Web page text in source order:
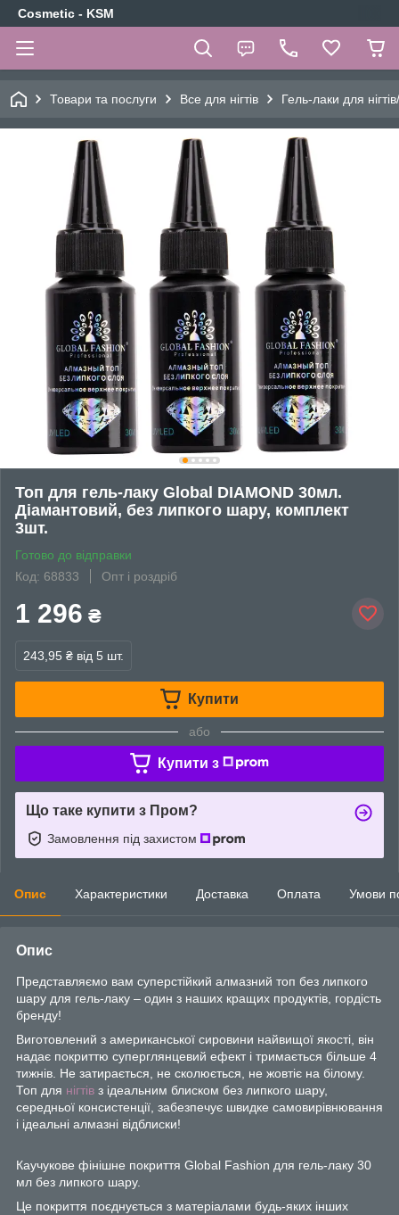
Cosmetic - KSM
Товари та послуги Все для нігтів Гель-лаки для
Топ для гель-лаку Global DIAMOND 30мл.
Діамантовий, без липкого шару, комплект
3шт.
Готово до відправки
Код: 68833
Опт і роздріб
1 296 ₴
243,95 ₴ від 5 шт.
Купити
або
Купити з
Що таке купити з Пром?
Замовлення під захистом
Опис Характеристики Доставка Оплата Умови
Опис
Представляємо вам суперстійкий алмазний топ без липкого
шару для гель-лаку – один з наших кращих продуктів, гордість
бренду!
Виготовлений з американської сировини найвищої якості, він
надає покриттю суперглянцевий ефект і тримається більше 4
тижнів. Не затирається, не сколюється, не жовтіє на білому.
Топ для нігтів з ідеальним блиском без липкого шару,
середньої консистенції, забезпечує швидке самовирівнювання
і ідеальні алмазні відблиски!
Каучукове фінішне покриття Global Fashion для гель-лаку 30
мл без липкого шару.
Це покриття поєднується з матеріалами будь-яких інших